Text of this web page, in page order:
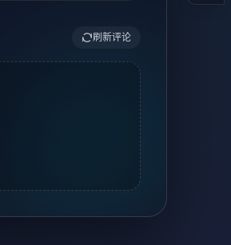
刷新评论